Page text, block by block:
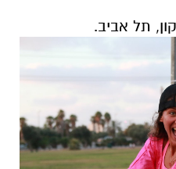
תל אביב.